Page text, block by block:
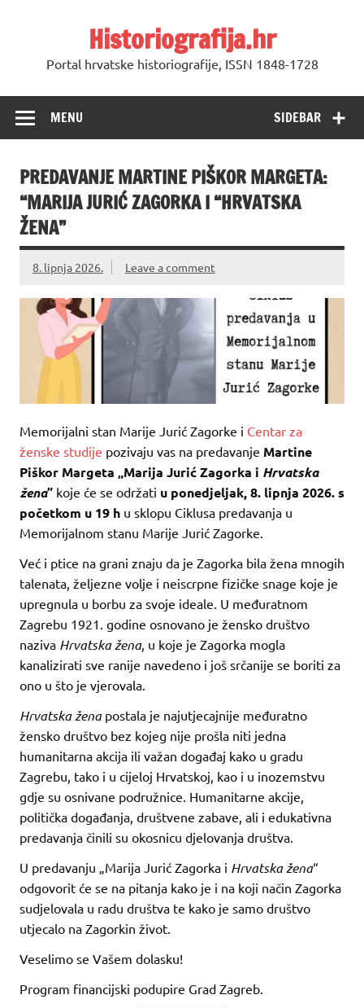
Historiografija.hr
Portal hrvatske historiografije, ISSN 1848-1728
SIDEBAR
MENU
PREDAVANJE MARTINE PIŠKOR MARGETA:
“MARIJA JURIĆ ZAGORKA I “HRVATSKA
ŽENA”
8. lipnja 2026. Leave a comment
Memorijalni stan Marije Jurić Zagorke i Centar za
ženske studije pozivaju vas na predavanje Martine
Piškor Margeta „Marija Jurić Zagorka i Hrvatska
žena” koje će se održati u ponedjeljak, 8. lipnja 2026. s
početkom u 19 h u sklopu Ciklusa predavanja u
Memorijalnom stanu Marije Jurić Zagorke.
Već i ptice na grani znaju da je Zagorka bila žena mnogih
talenata, željezne volje i neiscrpne fizičke snage koje je
upregnula u borbu za svoje ideale. U međuratnom
Zagrebu 1921. godine osnovano je žensko društvo
naziva Hrvatska žena, u koje je Zagorka mogla
kanalizirati sve ranije navedeno i još srčanije se boriti za
ono u što je vjerovala.
Hrvatska ženapostala je najutjecajnije međuratno
žensko društvo bez kojeg nije prošla niti jedna
humanitarna akcija ili važan događaj kako u gradu
Zagrebu, tako i u cijeloj Hrvatskoj, kao i u inozemstvu
gdje su osnivane podružnice. Humanitarne akcije,
politička događanja, društvene zabave, ali i edukativna
predavanja činili su okosnicu djelovanja društva.
U predavanju „Marija Jurić Zagorka i Hrvatska žena“
odgovorit će se na pitanja kako je i na koji način Zagorka
sudjelovala u radu društva te kako je samo društvo
utjecalo na Zagorkin život.
Veselimo se Vašem dolasku!
Program financijski podupire Grad Zagreb.